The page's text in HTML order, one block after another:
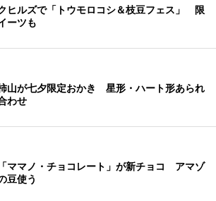
ヒルズで「トウモロコシ＆枝豆フェス」 限
ーツも
山が七夕限定おかき 星形・ハート形あられ
わせ
ママノ・チョコレート」が新チョコ アマゾ
豆使う